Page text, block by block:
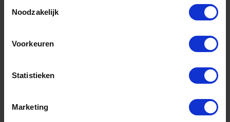
Noodzakelijk
Voorkeuren
Statistieken
Marketing
+
Bestel nu!